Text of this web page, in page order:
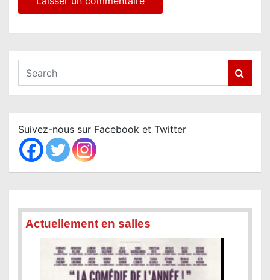
a
c
h
Suivez-nous sur Facebook et Twitter
Actuellement en salles